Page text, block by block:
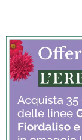
(selezionando
specificando
Dalla tuaArea
dell'ordine e lo
Per qualsiasi